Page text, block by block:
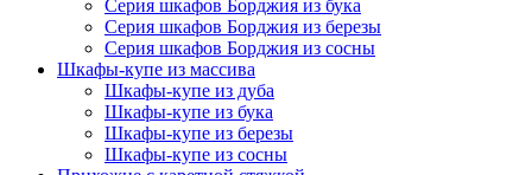
Серия шкафов Борджия из бука
Серия шкафов Борджия из березы
Серия шкафов Борджия из сосны
Шкафы-купе из массива
Шкафы-купе из дуба
Шкафы-купе из бука
Шкафы-купе из березы
Шкафы-купе из сосны